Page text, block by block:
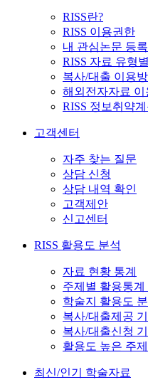
RISS란?
RISS 이용권한
내 관심논문 등
RISS 자료 유형
복사/대출 이용
해외전자자료 이
RISS 정보취약
고객센터
자주 찾는 질문
상담 신청
상담 내역 확인
고객제안
신고센터
RISS 활용도 분석
자료 현황 통계
주제별 활용통계
학술지 활용도
복사/대출제공
복사/대출신청
활용도 높은 주제
최신/인기 학술자료